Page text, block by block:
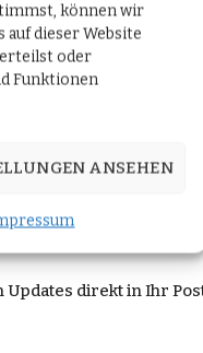
können wir
auf dieser Website
oder
Funktionen
ANSEHEN
noch gewährleistet
abzulehnen.“
erschien zuerst
direkt in Ihr